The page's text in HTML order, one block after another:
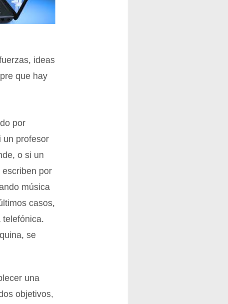
ideas
que hay
por
un profesor
o si un
por
música
casos,
telefónica.
se
una
objetivos,